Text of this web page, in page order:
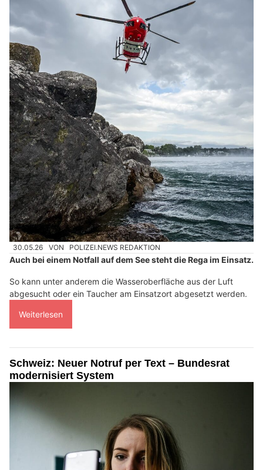
30.05.26 VON POLIZEI.NEWS REDAKTION
Auch bei einem Notfall auf dem See steht die Rega im Einsatz.
So kann unter anderem die Wasseroberfläche aus der Luft
abgesucht oder ein Taucher am Einsatzort abgesetzt werden.
Weiterlesen
Schweiz: Neuer Notruf per Text – Bundesrat
modernisiert System